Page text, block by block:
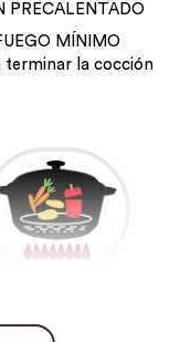
PRECALENTADO
MÍNIMO
terminar la cocción